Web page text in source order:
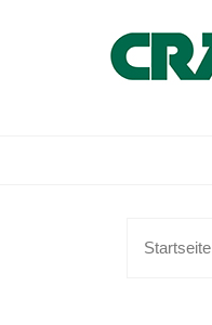
Startseite